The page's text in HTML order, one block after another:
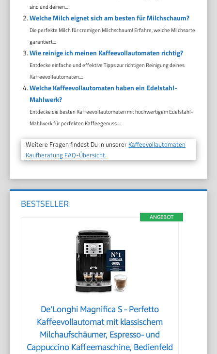
sind und deinen...
Welche Milch eignet sich am besten für Milchschaum?
Die perfekte Milch für cremigen Milchschaum! Erfahre, welche Milchsorte
garantiert...
Wie reinige ich meinen Kaffeevollautomaten richtig?
Entdecke einfache und effektive Tipps zur richtigen Reinigung deines
Kaffeevollautomaten....
Welche Kaffeevollautomaten haben ein Edelstahl-
Mahlwerk?
Entdecke die besten Kaffeevollautomaten mit hochwertigem Edelstahl-
Mahlwerk für perfekten Kaffeegenuss....
Weitere Fragen findest Du in unserer Kaffeevollautomaten
Kaufberatung FAQ-Übersicht.
BESTSELLER
ANGEBOT
De’Longhi Magnifica S - Perfetto
Kaffeevollautomat mit klassischem
Milchaufschäumer, Espresso- und
Cappuccino Kaffeemaschine, Bedienfeld